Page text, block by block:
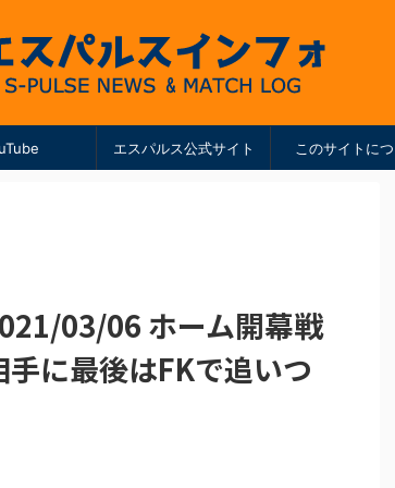
エスパルス公式サイト このサイトに
03/06 ホーム開幕戦
に最後はFKで追いつ